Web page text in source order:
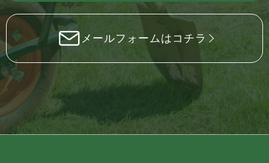
メールフォームはコチラ